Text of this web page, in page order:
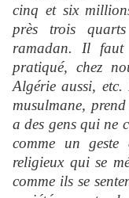
cinq et six
près trois
ramadan. Il
pratiqué, chez
Algérie aussi,
musulmane,
a des gens qui ne
comme un
religieux qui se
comme ils se